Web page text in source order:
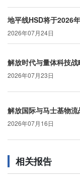
地平线HSD将于2026
2026年07月24日
解放时代与量体科技
2026年07月23日
解放国际与马士基物
2026年07月16日
相关报告